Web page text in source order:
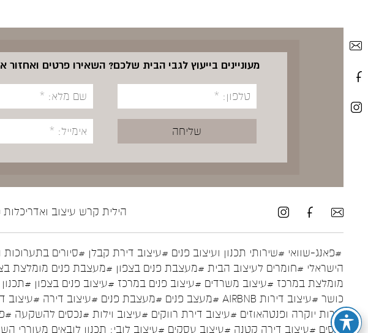
מעוניינים בייעוץ לגבי הבית שלכם? השאירו פרטים
הילית קרש עיצוב ואדריכלות פנים, מושב
#פאנג-שוואי #שירותי תכנון ועיצוב פנים #עיצוב דירת קבלן #סיורים בתערוכות
הישראלי #חומרים לעיצוב הבית #מעצבת פנים בצפון #מעצבת פנים מומלצת
מומלצת במרכז #עיצוב משרדים #עיצוב פנים במרכז #עיצוב פנים בצפון
כושר #עיצוב דירות AIRBNB #מעצב פנים #מעצבת פנים #עיצוב דירה #עיצוב
דירות יוקרה ופנטהאוזים #עיצוב דירת רווקים #עיצוב וילות #נכסים להשקעה
נכסים #עיצוב דירה קטנה #עיצוב עסקים #עיצוב לובי: תכנון לובאים מעוררי